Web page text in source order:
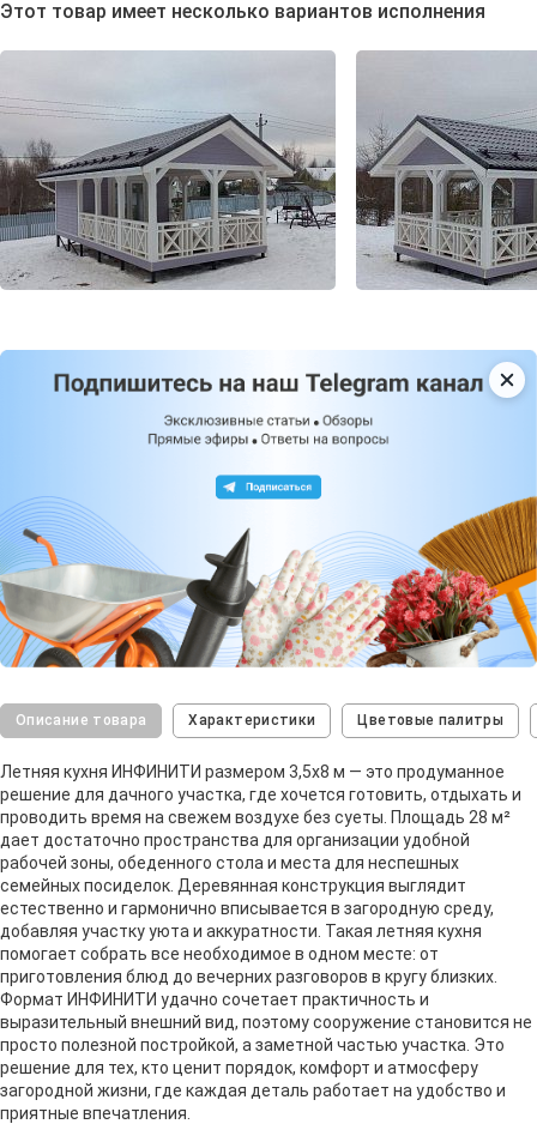
Этот товар имеет несколько вариантов исполнения
Описание товара Характеристики Цветовые палитры
Летняя кухня ИНФИНИТИ размером 3,5х8 м — это продуманное
решение для дачного участка, где хочется готовить, отдыхать и
проводить время на свежем воздухе без суеты. Площадь 28 м²
дает достаточно пространства для организации удобной
рабочей зоны, обеденного стола и места для неспешных
семейных посиделок. Деревянная конструкция выглядит
естественно и гармонично вписывается в загородную среду,
добавляя участку уюта и аккуратности. Такая летняя кухня
помогает собрать все необходимое в одном месте: от
приготовления блюд до вечерних разговоров в кругу близких.
Формат ИНФИНИТИ удачно сочетает практичность и
выразительный внешний вид, поэтому сооружение становится не
просто полезной постройкой, а заметной частью участка. Это
решение для тех, кто ценит порядок, комфорт и атмосферу
загородной жизни, где каждая деталь работает на удобство и
приятные впечатления.